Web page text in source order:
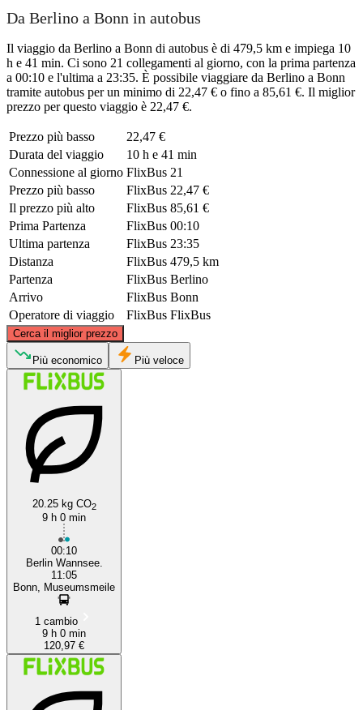
Da Berlino a Bonn in autobus
Il viaggio da Berlino a Bonn di autobus è di 479,5 km e impiega 10
h e 41 min. Ci sono 21 collegamenti al giorno, con la prima partenza
a 00:10 e l'ultima a 23:35. È possibile viaggiare da Berlino a Bonn
tramite autobus per un minimo di 22,47 € o fino a 85,61 €. Il miglior
prezzo per questo viaggio è 22,47 €.
Prezzo più basso
22,47 €
Durata del viaggio
10 h e 41 min
Connessione al giorno FlixBus 21
Prezzo più basso
FlixBus 22,47 €
Il prezzo più alto
FlixBus 85,61 €
Prima Partenza
FlixBus 00:10
Ultima partenza
FlixBus 23:35
Distanza
FlixBus 479,5 km
Partenza
FlixBus Berlino
Arrivo
FlixBus Bonn
Operatore di viaggio
FlixBus FlixBus
Cerca il miglior prezzo
Bonn
©CARTO
Più economico Più veloce
20.25 kg CO2
9 h 0 min
00:10
Berlin Wannsee.
11:05
Bonn, Museumsmeile
1 cambio
9 h 0 min
120,97 €